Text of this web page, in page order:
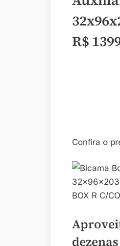
R$
Confira o
BOX R C/